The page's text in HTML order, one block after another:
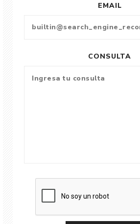
EMAIL
CONSULTA